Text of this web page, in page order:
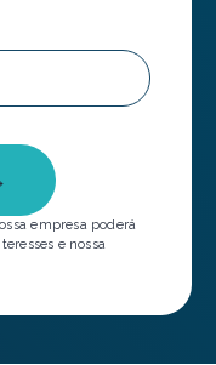
empresa poderá
e nossa